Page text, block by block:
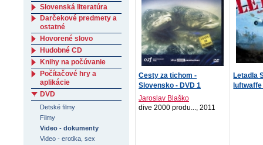
Cesty za tichom -
Slovensko - DVD 1
Jaroslav Blaško
dive 2000 produ..., 2011
Letadla
luftwaffe
Slovenská literatúra
Darčekové predmety a
ostatné
Hovorené slovo
Hudobné CD
Knihy na počúvanie
Počítačové hry a
aplikácie
DVD
Detské filmy
Filmy
Video - dokumenty
Video - erotika, sex